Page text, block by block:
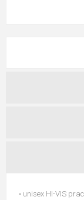
• unisex HI-VIS